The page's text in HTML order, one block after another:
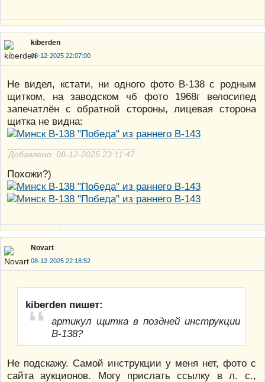
kiberden
08-12-2025 22:07:00
Не видел, кстати, ни одного фото В-138 с родным
щитком, на заводском чб фото 1968г велосипед
запечатлён с обратной стороны, лицевая сторона
щитка не видна:
Добавлено: 08-12-2025 23:11:47
Похожи?)
Novart
08-12-2025 22:18:52
kiberden пишет:
артикул щитка в поздней инструкции
В-138?
Не подскажу. Самой инструкции у меня нет, фото с
сайта аукционов. Могу прислать ссылку в л. с.,